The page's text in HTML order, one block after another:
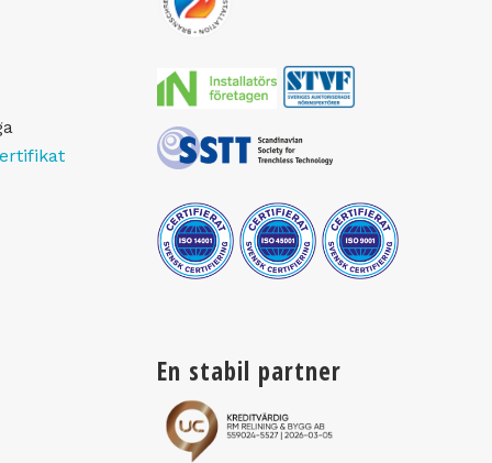
En stabil partner